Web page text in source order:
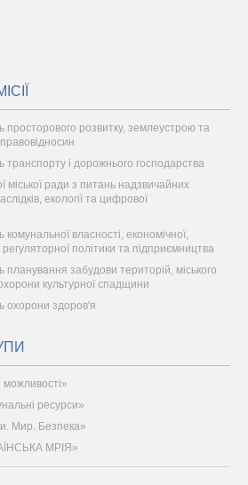
просторового розвитку, землеустрою та
транспорту і дорожнього господарства
міської ради з питань надзвичайних
екології та цифрової
комунальної власності, економічної,
регуляторної політики та підприємництва
планування забудови територій, міського
культурної спадщини
охорони здоров'я
можливості»
ресурси»
Мир. Безпека»
МРІЯ»